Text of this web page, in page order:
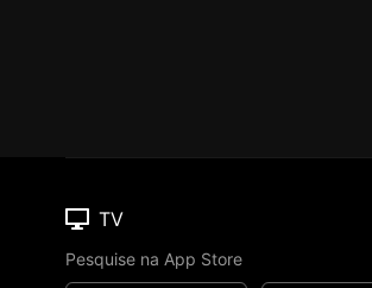
TV
Pesquise na App Store